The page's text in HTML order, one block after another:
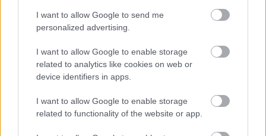
I want to allow Google to send me
personalized advertising.
I want to allow Google to enable storage
related to analytics like cookies on web or
device identifiers in apps.
I want to allow Google to enable storage
related to functionality of the website or app.